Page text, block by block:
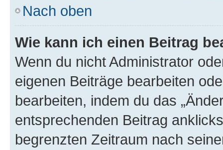
Nach oben
Wie kann ich einen Beitrag
Wenn du nicht Administrator
eigenen Beiträge bearbeiten
bearbeiten, indem du das
entsprechenden Beitrag
begrenzten Zeitraum nach